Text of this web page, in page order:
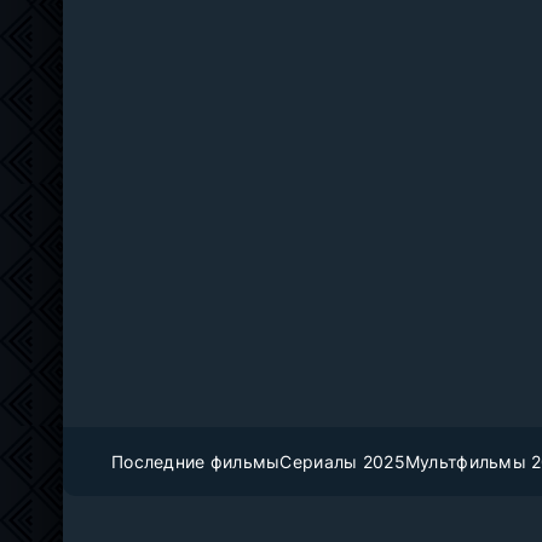
Последние фильмыСериалы 2025Мультфильмы